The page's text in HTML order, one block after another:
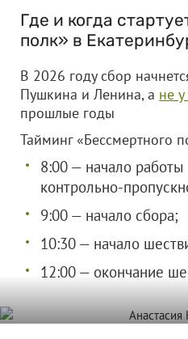
Где и когда
полк» в
В 2026 году сбор
Пушкина и Ленина, а не
прошлые годы
Тайминг «Бессмертного
8:00 — начало работы
9:00 — начало сбора;
10:30 — начало
12:00 — окончание